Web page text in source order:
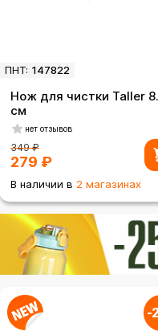
ПНТ: 147822
Нож для чистки Taller
см
нет отзывов
349₽
279 ₽
В наличии в 2 магазинах
-